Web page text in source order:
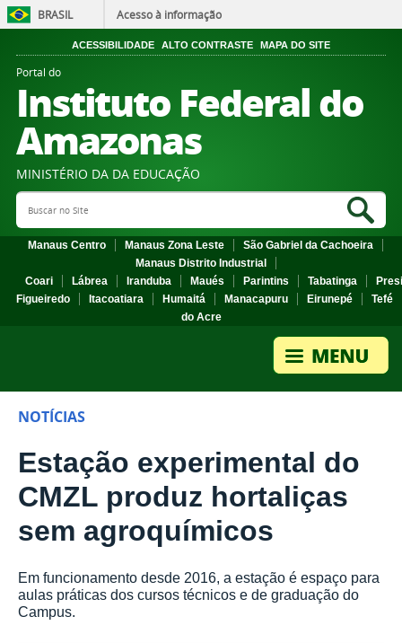
BRASIL Acesso à informação
ACESSIBILIDADE ALTO CONTRASTE MAPA DO SITE
Portal do
Instituto Federal do
Amazonas
MINISTÉRIO DA DA EDUCAÇÃO
Search Site
Manaus Centro Manaus Zona Leste
São Gabriel da Cachoeira
Manaus Distrito Industrial
Coari
Lábrea Iranduba Maués Parintins Tabatinga
Figueiredo
Itacoatiara Humaitá Manacapuru Eirunepé
Tefé
do Acre
NOTÍCIAS
Estação experimental do
CMZL produz hortaliças
sem agroquímicos
Em funcionamento desde 2016, a estação é espaço para
aulas práticas dos cursos técnicos e de graduação do
Campus.